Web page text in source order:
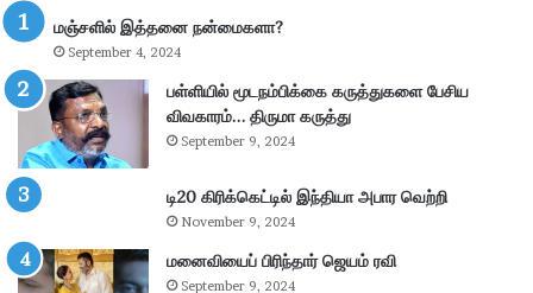
ல்
கா
க்
கை
4
.
3
கோ
டி
மஞ்சளில் இத்தனை நன்மைகளா?
September 4, 2024
பள்ளியில் மூடநம்பிக்கை கருத்துகளை பேசிய
விவகாரம்… திருமா கருத்து
September 9, 2024
டி20 கிரிக்கெட்டில் இந்தியா அபார வெற்றி
November 9, 2024
மனைவியைப் பிரிந்தார் ஜெயம் ரவி
September 9, 2024